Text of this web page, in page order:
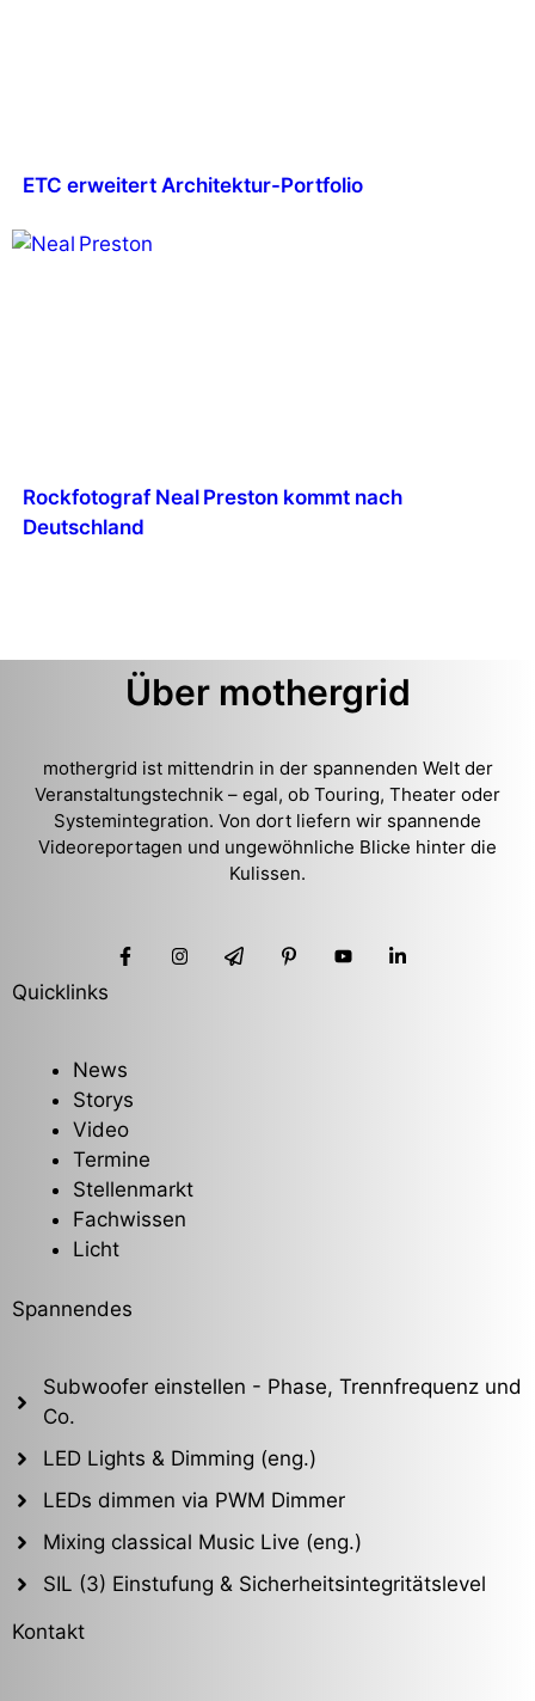
ETC erweitert Architektur-Portfolio
Rockfotograf Neal Preston kommt nach
Deutschland
Über mothergrid
mothergrid ist mittendrin in der spannenden Welt der
Veranstaltungstechnik – egal, ob Touring, Theater oder
Systemintegration. Von dort liefern wir spannende
Videoreportagen und ungewöhnliche Blicke hinter die
Kulissen.
Quicklinks
News
Storys
Video
Termine
Stellenmarkt
Fachwissen
Licht
Spannendes
Subwoofer einstellen - Phase, Trennfrequenz und
Co.
LED Lights & Dimming (eng.)
LEDs dimmen via PWM Dimmer
Mixing classical Music Live (eng.)
SIL (3) Einstufung & Sicherheitsintegritätslevel
Kontakt